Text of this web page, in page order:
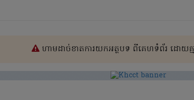
ហាមដាច់ខាតការយកអត្ថបទ ពីគេហទំព័រ ដោយគ្ម